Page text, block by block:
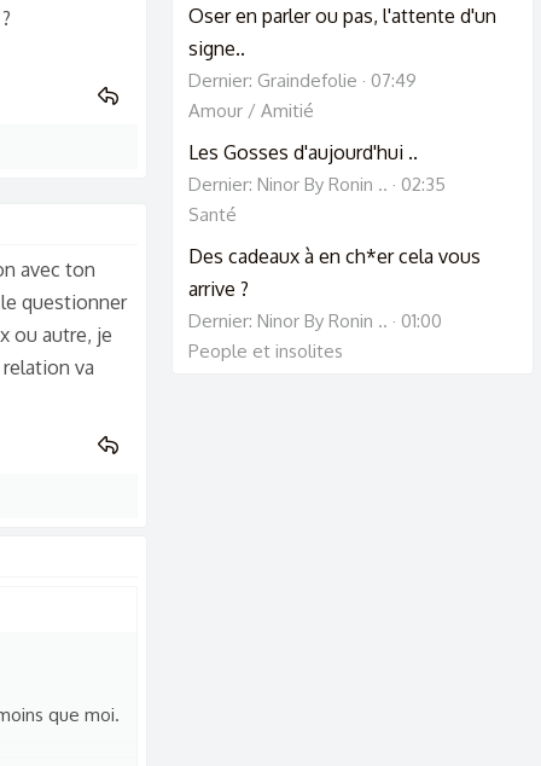
avec ton
questionner
ou autre, je
va
que moi.
Oser en parler ou pas, l'attente d'un
signe..
Dernier: Graindefolie
07:49
Amour / Amitié
Les Gosses d'aujourd'hui ..
Dernier: Ninor By Ronin ..
02:35
Santé
Des cadeaux à en ch*er cela vous
arrive ?
Dernier: Ninor By Ronin ..
01:00
People et insolites